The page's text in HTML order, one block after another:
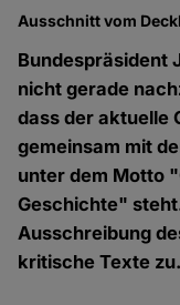
Ausschnitt vom
Bundespräsident
nicht gerade
dass der aktuelle
gemeinsam mit
unter dem Motto
Geschichte"
Ausschreibung
kritische Texte zu.